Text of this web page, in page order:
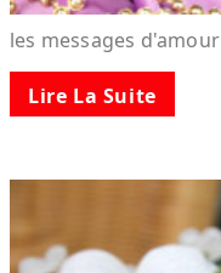
les messages d'amour
Lire La Suite